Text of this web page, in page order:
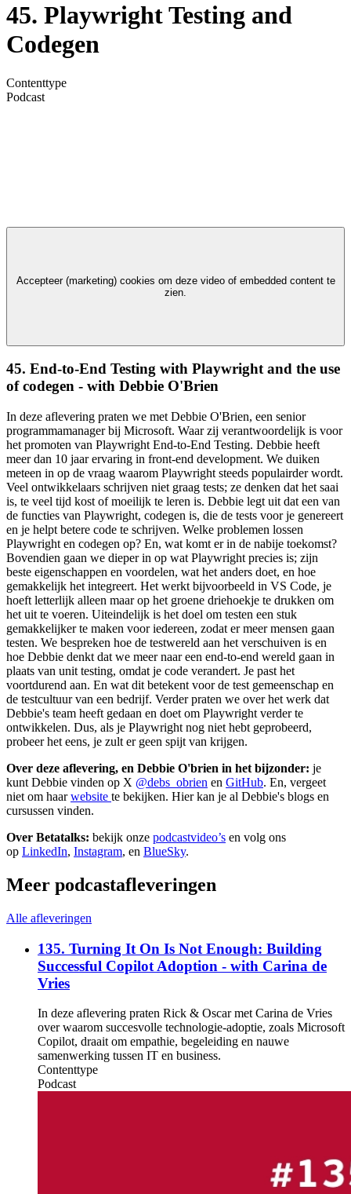
45. Playwright Testing and
Codegen
Contenttype
Podcast
Accepteer (marketing) cookies om deze video of embedded content te
zien.
45. End-to-End Testing with Playwright and the use
of codegen - with Debbie O'Brien
In deze aflevering praten we met Debbie O'Brien, een senior
programmamanager bij Microsoft. Waar zij verantwoordelijk is voor
het promoten van Playwright End-to-End Testing. Debbie heeft
meer dan 10 jaar ervaring in front-end development. We duiken
meteen in op de vraag waarom Playwright steeds populairder wordt.
Veel ontwikkelaars schrijven niet graag tests; ze denken dat het saai
is, te veel tijd kost of moeilijk te leren is. Debbie legt uit dat een van
de functies van Playwright, codegen is, die de tests voor je genereert
en je helpt betere code te schrijven. Welke problemen lossen
Playwright en codegen op? En, wat komt er in de nabije toekomst?
Bovendien gaan we dieper in op wat Playwright precies is; zijn
beste eigenschappen en voordelen, wat het anders doet, en hoe
gemakkelijk het integreert. Het werkt bijvoorbeeld in VS Code, je
hoeft letterlijk alleen maar op het groene driehoekje te drukken om
het uit te voeren. Uiteindelijk is het doel om testen een stuk
gemakkelijker te maken voor iedereen, zodat er meer mensen gaan
testen. We bespreken hoe de testwereld aan het verschuiven is en
hoe Debbie denkt dat we meer naar een end-to-end wereld gaan in
plaats van unit testing, omdat je code verandert. Je past het
voortdurend aan. En wat dit betekent voor de test gemeenschap en
de testcultuur van een bedrijf. Verder praten we over het werk dat
Debbie's team heeft gedaan en doet om Playwright verder te
ontwikkelen. Dus, als je Playwright nog niet hebt geprobeerd,
probeer het eens, je zult er geen spijt van krijgen.
Over deze aflevering, en Debbie O'brien in het bijzonder: je
kunt Debbie vinden op X @debs_obrien en GitHub. En, vergeet
niet om haarwebsite te bekijken. Hier kan je al Debbie's blogs en
cursussen vinden.
Over Betatalks: bekijk onze podcastvideo’s en volg ons
op LinkedIn, Instagram, en BlueSky.
Meer podcastafleveringen
Alle afleveringen
135. Turning It On Is Not Enough: Building
Successful Copilot Adoption - with Carina de
Vries
In deze aflevering praten Rick & Oscar met Carina de Vries
over waarom succesvolle technologie-adoptie, zoals Microsoft
Copilot, draait om empathie, begeleiding en nauwe
samenwerking tussen IT en business.
Contenttype
Podcast